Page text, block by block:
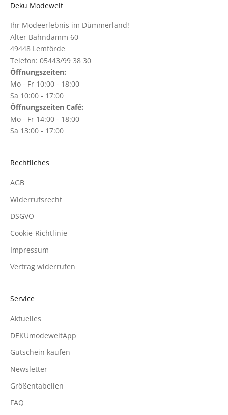
Deku Modewelt
Ihr Modeerlebnis im Dümmerland!
Alter Bahndamm 60
49448 Lemförde
Telefon: 05443/99 38 30
Öffnungszeiten:
Mo - Fr 10:00 - 18:00
Sa 10:00 - 17:00
Öffnungszeiten Café:
Mo - Fr 14:00 - 18:00
Sa 13:00 - 17:00
Rechtliches
AGB
Widerrufsrecht
DSGVO
Cookie-Richtlinie
Impressum
Vertrag widerrufen
Service
Aktuelles
DEKUmodeweltApp
Gutschein kaufen
Newsletter
Größentabellen
FAQ